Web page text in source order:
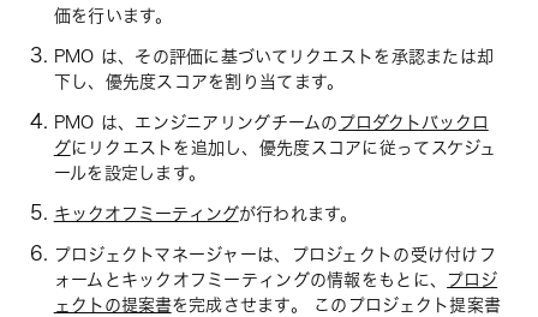
価を行います。
PMO は、その評価に基づいてリクエストを承認または却
下し、優先度スコアを割り当てます。
PMO は、エンジニアリングチームの プロダクトバックロ
グにリクエストを追加し、優先度スコアに従ってスケジュ
ールを設定します。
キックオフミーティングが行われます。
プロジェクトマネージャーは、プロジェクトの受け付けフ
ォームとキックオフミーティングの情報をもとに、
プロジ
ェクトの提案書を完成させます。 このプロジェクト提案書